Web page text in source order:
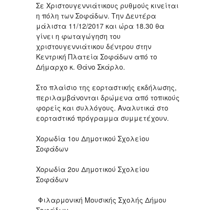
Σε Χριστουγεννιάτικους ρυθμούς κινείται
η πόλη των Σοφάδων. Την Δευτέρα
μάλιστα 11/12/2017 και ώρα 18.30 θα
γίνει η φωταγώγηση του
χριστουγεννιάτικου δέντρου στην
Κεντρική Πλατεία Σοφάδων από το
Δήμαρχο κ. Θάνο Σκάρλο.
Στο πλαίσιο της εορταστικής εκδήλωσης,
περιλαμβάνονται δρώμενα από τοπικούς
φορείς και συλλόγους. Αναλυτικά στο
εορταστικό πρόγραμμα συμμετέχουν.
Χορωδία 1ου Δημοτικού Σχολείου
Σοφάδων
Χορωδία 2ου Δημοτικού Σχολείου
Σοφάδων
Φιλαρμονική Μουσικής Σχολής Δήμου